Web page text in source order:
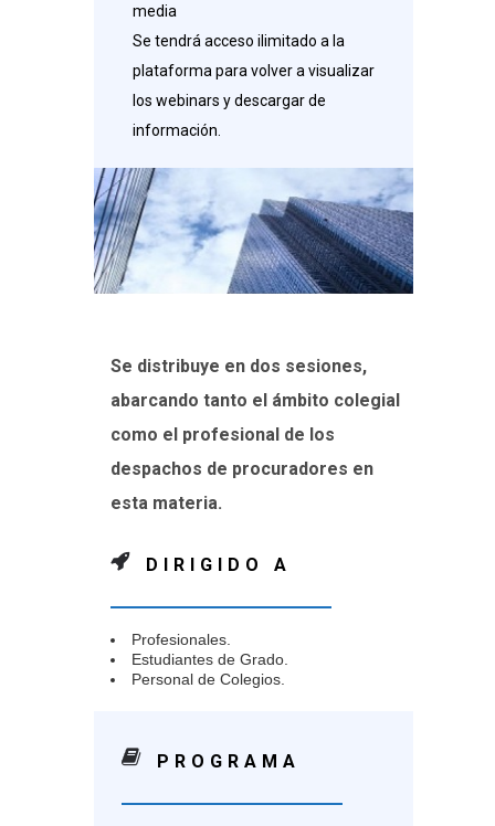
media
Se tendrá acceso ilimitado a la
plataforma para volver a visualizar
los webinars y descargar de
información.
Se distribuye en dos sesiones,
abarcando tanto el ámbito colegial
como el profesional de los
despachos de procuradores en
esta materia.
DIRIGIDO A
Profesionales.
Estudiantes de Grado.
Personal de Colegios.
PROGRAMA